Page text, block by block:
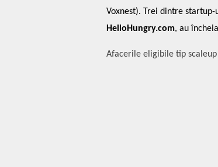
Voxnest). Trei dintre
HelloHungry.com, au
Afacerile eligibile tip